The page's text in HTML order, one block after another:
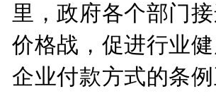
里，政府各个部门
价格战，促进行业
企业付款方式的条